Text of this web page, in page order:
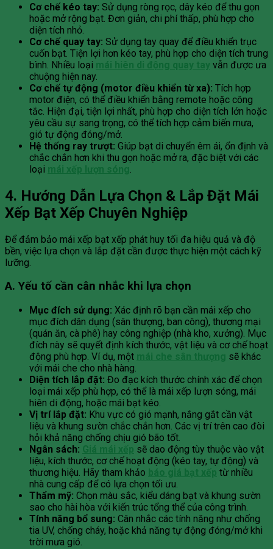
Cơ chế kéo tay: Sử dụng ròng rọc, dây kéo để thu gọn
hoặc mở rộng bạt. Đơn giản, chi phí thấp, phù hợp cho
diện tích nhỏ.
Cơ chế quay tay: Sử dụng tay quay để điều khiển trục
cuốn bạt. Tiện lợi hơn kéo tay, phù hợp cho diện tích trung
bình. Nhiều loại mái hiên di động quay tay vẫn được ưa
chuộng hiện nay.
Cơ chế tự động (motor điều khiển từ xa): Tích hợp
motor điện, có thể điều khiển bằng remote hoặc công
tắc. Hiện đại, tiện lợi nhất, phù hợp cho diện tích lớn hoặc
yêu cầu sự sang trọng, có thể tích hợp cảm biến mưa,
gió tự động đóng/mở.
Hệ thống ray trượt: Giúp bạt di chuyển êm ái, ổn định và
chắc chắn hơn khi thu gọn hoặc mở ra, đặc biệt với các
loại mái xếp lượn sóng.
4. Hướng Dẫn Lựa Chọn & Lắp Đặt Mái
Xếp Bạt Xếp Chuyên Nghiệp
Để đảm bảo mái xếp bạt xếp phát huy tối đa hiệu quả và độ
bền, việc lựa chọn và lắp đặt cần được thực hiện một cách kỹ
lưỡng.
A. Yếu tố cần cân nhắc khi lựa chọn
Mục đích sử dụng: Xác định rõ bạn cần mái xếp cho
mục đích dân dụng (sân thượng, ban công), thương mại
(quán ăn, cà phê) hay công nghiệp (nhà kho, xưởng). Mục
đích này sẽ quyết định kích thước, vật liệu và cơ chế hoạt
động phù hợp. Ví dụ, một mái che sân thượng sẽ khác
với mái che cho nhà hàng.
Diện tích lắp đặt: Đo đạc kích thước chính xác để chọn
loại mái xếp phù hợp, có thể là mái xếp lượn sóng, mái
hiên di động, hoặc mái bạt kéo.
Vị trí lắp đặt: Khu vực có gió mạnh, nắng gắt cần vật
liệu và khung sườn chắc chắn hơn. Các vị trí trên cao đòi
hỏi khả năng chống chịu gió bão tốt.
Ngân sách: Giá mái xếp sẽ dao động tùy thuộc vào vật
liệu, kích thước, cơ chế hoạt động (kéo tay, tự động) và
thương hiệu. Hãy tham khảo báo giá bạt xếp từ nhiều
nhà cung cấp để có lựa chọn tối ưu.
Thẩm mỹ: Chọn màu sắc, kiểu dáng bạt và khung sườn
sao cho hài hòa với kiến trúc tổng thể của công trình.
Tính năng bổ sung: Cân nhắc các tính năng như chống
tia UV, chống cháy, hoặc khả năng tự động đóng/mở khi
trời mưa gió.